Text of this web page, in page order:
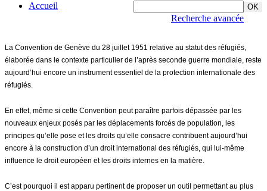
Recherche avancée
Accueil
La Convention de Genève du 28 juillet 1951 relative au statut des réfugiés,
élaborée dans le contexte particulier de l’après seconde guerre mondiale, reste
aujourd’hui encore un instrument essentiel de la protection internationale des
réfugiés.
En effet, même si cette Convention peut paraître parfois dépassée par les
nouveaux enjeux posés par les déplacements forcés de population, les
principes qu’elle pose et les droits qu’elle consacre contribuent aujourd’hui
encore à la construction d’un droit international des réfugiés, qui lui-même
influence le droit européen et les droits internes en la matière.
C’est pourquoi il est apparu pertinent de proposer un outil permettant au plus